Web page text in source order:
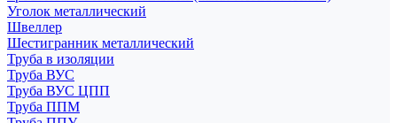
Уголок металлический
Швеллер
Шестигранник металлический
Труба в изоляции
Труба ВУС
Труба ВУС ЦПП
Труба ППМ